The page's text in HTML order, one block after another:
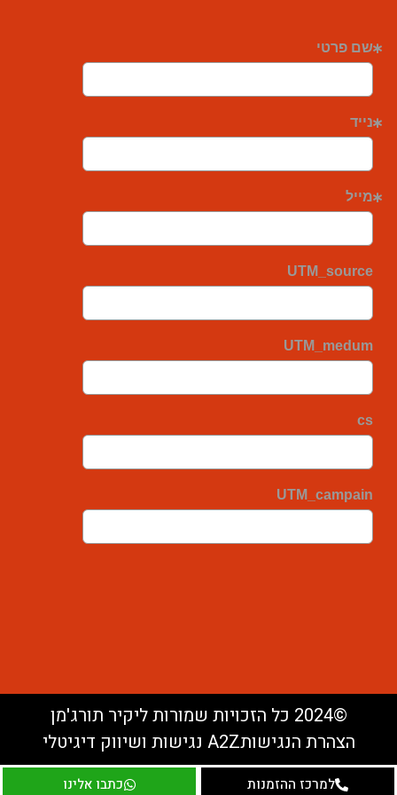
©2024 כל הזכויות שמורות ליקיר תורג'מן
הצהרת הנגישותA2Z נגישות ושיווק דיגיטלי
למרכז ההזמנות כתבו אלינו